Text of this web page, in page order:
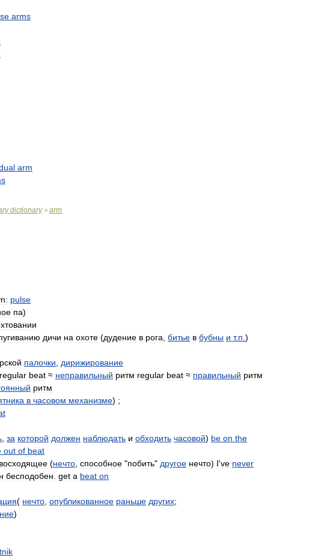
arms
arm
dictionary> arm
pulse
па)
дичи на охоте (дудение в рога битье в бубны и т.п )
палочки
дирижирование
beat ≈ неправильный ритм regular beat ≈ правильный ритм
ритм
в часовом механизме) ;
за которой должен наблюдать и обходить часовой) be on the
out of beat
(нечто способное "побить" другое нечто) I've never
бесподобен get a beat on
( нечто опубликованное раньше других;
)